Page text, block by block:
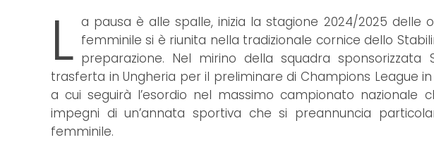
L a pausa è alle spalle, inizia la stagione 2024/2025 delle
femminile si è riunita nella tradizionale cornice dello
preparazione. Nel mirino della squadra sponsorizzata
trasferta in Ungheria per il preliminare di Champions League
a cui seguirà l’esordio nel massimo campionato nazionale
impegni di un’annata sportiva che si preannuncia
femminile.